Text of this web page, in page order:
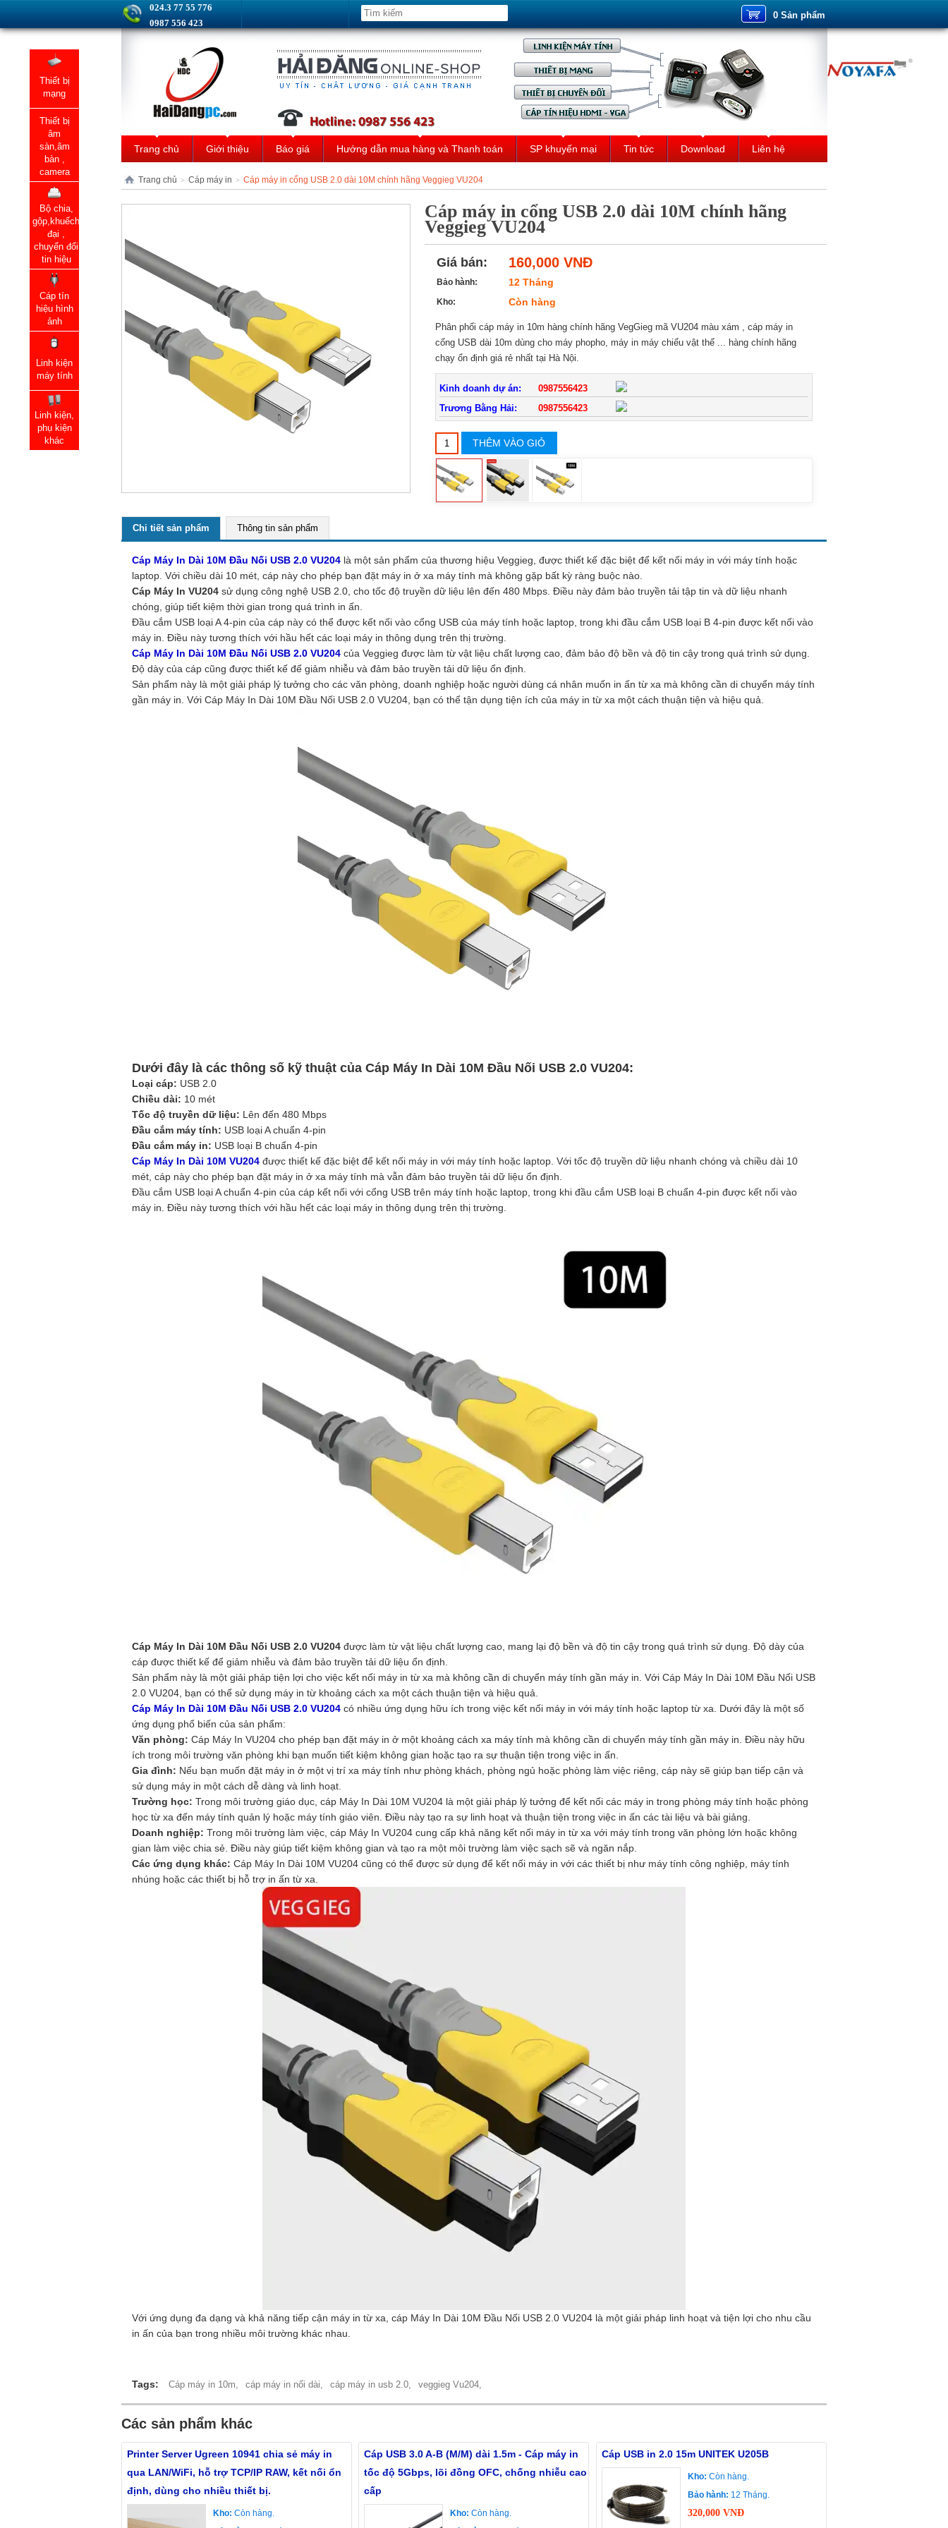
024.3 77 55 776
0987 556 423
0 Sản phẩm
Trang chủ Giới thiệu Báo giá Hướng dẫn mua hàng và Thanh toán SP khuyến mại Tin tức Download Liên hệ
Trang chủ > Cáp máy in > Cáp máy in cổng USB 2.0 dài 10M chính hãng Veggieg VU204
Cáp máy in cổng USB 2.0 dài 10M chính hãng
Veggieg VU204
Giá bán: 160,000 VNĐ
Bảo hành: 12 Tháng
Kho: Còn hàng
Phân phối cáp máy in 10m hàng chính hãng VegGieg mã VU204 màu xám , cáp máy in
cổng USB dài 10m dùng cho máy phopho, máy in máy chiếu vật thế ... hàng chính hãng
chạy ổn định giá rẻ nhất tại Hà Nội.
Kinh doanh dự án:
0987556423
Trương Bằng Hải:
0987556423
THÊM VÀO GIỎ
Chi tiết sản phẩm Thông tin sản phẩm
Cáp Máy In Dài 10M Đầu Nối USB 2.0 VU204là một sản phẩm của thương hiệu Veggieg, được thiết kế đặc biệt để kết nối máy in với máy tính hoặc
laptop. Với chiều dài 10 mét, cáp này cho phép bạn đặt máy in ở xa máy tính mà không gặp bất kỳ ràng buộc nào.
Cáp Máy In VU204sử dụng công nghệ USB 2.0, cho tốc độ truyền dữ liệu lên đến 480 Mbps. Điều này đảm bảo truyền tải tập tin và dữ liệu nhanh
chóng, giúp tiết kiệm thời gian trong quá trình in ấn.
Đầu cắm USB loại A 4-pin của cáp này có thể được kết nối vào cổng USB của máy tính hoặc laptop, trong khi đầu cắm USB loại B 4-pin được kết nối vào
máy in. Điều này tương thích với hầu hết các loại máy in thông dụng trên thị trường.
Cáp Máy In Dài 10M Đầu Nối USB 2.0 VU204của Veggieg được làm từ vật liệu chất lượng cao, đảm bảo độ bền và độ tin cậy trong quá trình sử dụng.
Độ dày của cáp cũng được thiết kế để giảm nhiễu và đảm bảo truyền tải dữ liệu ổn định.
Sản phẩm này là một giải pháp lý tưởng cho các văn phòng, doanh nghiệp hoặc người dùng cá nhân muốn in ấn từ xa mà không cần di chuyển máy tính
gần máy in. Với Cáp Máy In Dài 10M Đầu Nối USB 2.0 VU204, bạn có thể tận dụng tiện ích của máy in từ xa một cách thuận tiện và hiệu quả.
Dưới đây là các thông số kỹ thuật của Cáp Máy In Dài 10M Đầu Nối USB 2.0 VU204:
Loại cáp: USB 2.0
Chiều dài: 10 mét
Tốc độ truyền dữ liệu: Lên đến 480 Mbps
Đầu cắm máy tính: USB loại A chuẩn 4-pin
Đầu cắm máy in: USB loại B chuẩn 4-pin
Cáp Máy In Dài 10M VU204được thiết kế đặc biệt để kết nối máy in với máy tính hoặc laptop. Với tốc độ truyền dữ liệu nhanh chóng và chiều dài 10
mét, cáp này cho phép bạn đặt máy in ở xa máy tính mà vẫn đảm bảo truyền tải dữ liệu ổn định.
Đầu cắm USB loại A chuẩn 4-pin của cáp kết nối với cổng USB trên máy tính hoặc laptop, trong khi đầu cắm USB loại B chuẩn 4-pin được kết nối vào
máy in. Điều này tương thích với hầu hết các loại máy in thông dụng trên thị trường.
Cáp Máy In Dài 10M Đầu Nối USB 2.0 VU204được làm từ vật liệu chất lượng cao, mang lại độ bền và độ tin cậy trong quá trình sử dụng. Độ dày của
cáp được thiết kế để giảm nhiễu và đảm bảo truyền tải dữ liệu ổn định.
Sản phẩm này là một giải pháp tiện lợi cho việc kết nối máy in từ xa mà không cần di chuyển máy tính gần máy in. Với Cáp Máy In Dài 10M Đầu Nối USB
2.0 VU204, bạn có thể sử dụng máy in từ khoảng cách xa một cách thuận tiện và hiệu quả.
Cáp Máy In Dài 10M Đầu Nối USB 2.0 VU204có nhiều ứng dụng hữu ích trong việc kết nối máy in với máy tính hoặc laptop từ xa. Dưới đây là một số
ứng dụng phổ biến của sản phẩm:
Văn phòng: Cáp Máy In VU204 cho phép bạn đặt máy in ở một khoảng cách xa máy tính mà không cần di chuyển máy tính gần máy in. Điều này hữu
ích trong môi trường văn phòng khi bạn muốn tiết kiệm không gian hoặc tạo ra sự thuận tiện trong việc in ấn.
Gia đình: Nếu bạn muốn đặt máy in ở một vị trí xa máy tính như phòng khách, phòng ngủ hoặc phòng làm việc riêng, cáp này sẽ giúp bạn tiếp cận và
sử dụng máy in một cách dễ dàng và linh hoạt.
Trường học: Trong môi trường giáo dục, cáp Máy In Dài 10M VU204 là một giải pháp lý tưởng để kết nối các máy in trong phòng máy tính hoặc phòng
học từ xa đến máy tính quản lý hoặc máy tính giáo viên. Điều này tạo ra sự linh hoạt và thuận tiện trong việc in ấn các tài liệu và bài giảng.
Doanh nghiệp: Trong môi trường làm việc, cáp Máy In VU204 cung cấp khả năng kết nối máy in từ xa với máy tính trong văn phòng lớn hoặc không
gian làm việc chia sẻ. Điều này giúp tiết kiệm không gian và tạo ra một môi trường làm việc sạch sẽ và ngăn nắp.
Các ứng dụng khác: Cáp Máy In Dài 10M VU204 cũng có thể được sử dụng để kết nối máy in với các thiết bị như máy tính công nghiệp, máy tính
nhúng hoặc các thiết bị hỗ trợ in ấn từ xa.
Với ứng dụng đa dạng và khả năng tiếp cận máy in từ xa, cáp Máy In Dài 10M Đầu Nối USB 2.0 VU204 là một giải pháp linh hoạt và tiện lợi cho nhu cầu
in ấn của bạn trong nhiều môi trường khác nhau.
Tags: Cáp máy in 10m, cáp máy in nối dài, cáp máy in usb 2.0, veggieg Vu204,
Các sản phẩm khác
Printer Server Ugreen 10941 chia sẻ máy in
qua LAN/WiFi, hỗ trợ TCP/IP RAW, kết nối ổn
định, dùng cho nhiều thiết bị.
Kho: Còn hàng.
Cáp USB 3.0 A-B (M/M) dài 1.5m - Cáp máy in
tốc độ 5Gbps, lõi đồng OFC, chống nhiễu cao
cấp
Kho: Còn hàng.
Cáp USB in 2.0 15m UNITEK U205B
Kho: Còn hàng.
Bảo hành: 12 Tháng.
320,000 VNĐ
Thiết bị
mạng
Thiết bị
âm
sàn,âm
bàn ,
camera
Bộ chia,
gộp,khuếch
đại ,
chuyển đổi
tin hiệu
Cáp tín
hiệu hình
ảnh
Linh kiện
máy tính
Linh kiện,
phụ kiện
khác